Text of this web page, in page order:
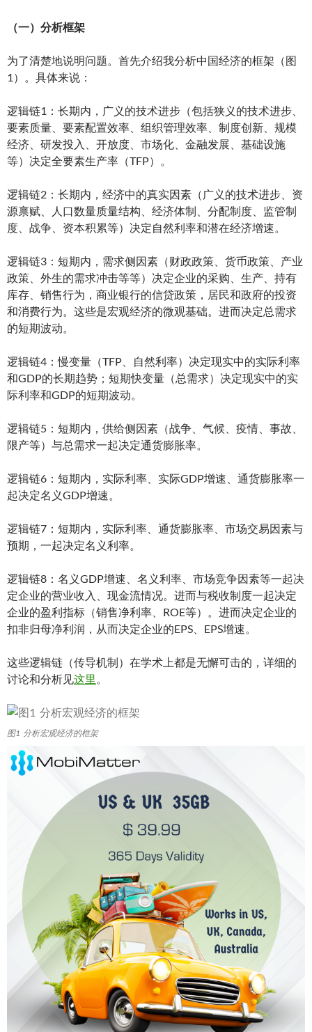
（一）分析框架
为了清楚地说明问题。首先介绍我分析中国经济的框架（图
1）。具体来说：
逻辑链1：长期内，广义的技术进步（包括狭义的技术进步、
要素质量、要素配置效率、组织管理效率、制度创新、规模
经济、研发投入、开放度、市场化、金融发展、基础设施
等）决定全要素生产率（TFP）。
逻辑链2：长期内，经济中的真实因素（广义的技术进步、资
源禀赋、人口数量质量结构、经济体制、分配制度、监管制
度、战争、资本积累等）决定自然利率和潜在经济增速。
逻辑链3：短期内，需求侧因素（财政政策、货币政策、产业
政策、外生的需求冲击等等）决定企业的采购、生产、持有
库存、销售行为，商业银行的信贷政策，居民和政府的投资
和消费行为。这些是宏观经济的微观基础。进而决定总需求
的短期波动。
逻辑链4：慢变量（TFP、自然利率）决定现实中的实际利率
和GDP的长期趋势；短期快变量（总需求）决定现实中的实
际利率和GDP的短期波动。
逻辑链5：短期内，供给侧因素（战争、气候、疫情、事故、
限产等）与总需求一起决定通货膨胀率。
逻辑链6：短期内，实际利率、实际GDP增速、通货膨胀率一
起决定名义GDP增速。
逻辑链7：短期内，实际利率、通货膨胀率、市场交易因素与
预期，一起决定名义利率。
逻辑链8：名义GDP增速、名义利率、市场竞争因素等一起决
定企业的营业收入、现金流情况。进而与税收制度一起决定
企业的盈利指标（销售净利率、ROE等）。进而决定企业的
扣非归母净利润，从而决定企业的EPS、EPS增速。
这些逻辑链（传导机制）在学术上都是无懈可击的，详细的
讨论和分析见这里 。
图1 分析宏观经济的框架